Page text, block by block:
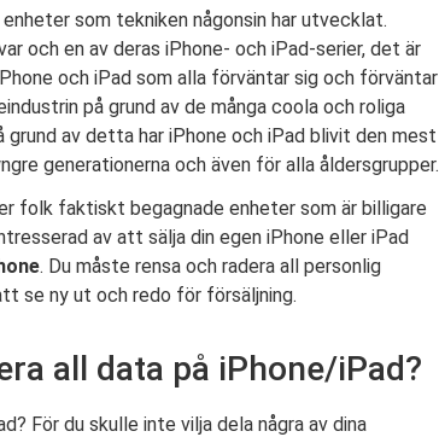
som tekniken någonsin har utvecklat.
och en av deras iPhone- och iPad-serier, det är
och iPad som alla förväntar sig och förväntar
på grund av de många coola och roliga
av detta har iPhone och iPad blivit den mest
generationerna och även för alla åldersgrupper.
folk faktiskt begagnade enheter som är billigare
av att sälja din egen iPhone eller iPad
. Du måste rensa och radera all personlig
se ny ut och redo för försäljning.
all data på iPhone/iPad?
För du skulle inte vilja dela några av dina